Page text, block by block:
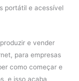
portátil e acessível
e vender
para empresas
como começar e
e isso acaba